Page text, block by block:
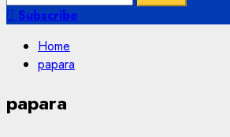
for:Subscribe
Home
papara
papara